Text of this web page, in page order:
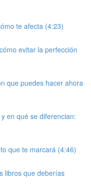
te afecta (4:23)
evitar la perfección
que puedes hacer ahora
en qué se diferencian:
que te marcará (4:46)
libros que deberías